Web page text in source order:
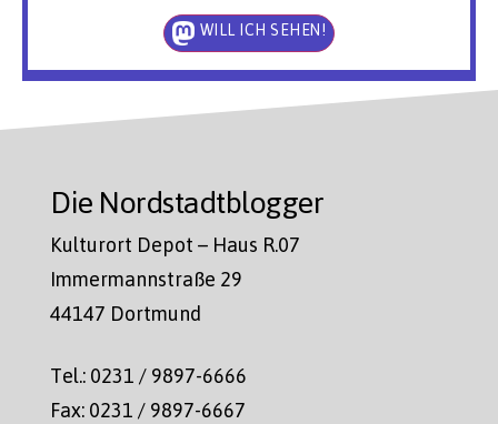
WILL ICH SEHEN!
Die Nordstadtblogger
Kulturort Depot – Haus R.07
Immermannstraße 29
44147 Dortmund
Tel.: 0231 / 9897-6666
Fax: 0231 / 9897-6667